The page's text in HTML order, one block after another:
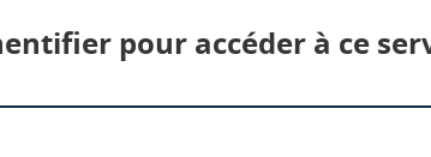
pour accéder à ce